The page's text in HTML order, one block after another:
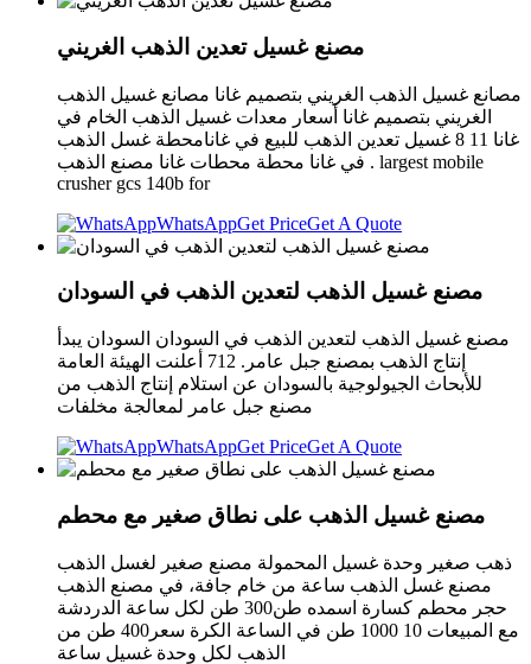
مصنع غسيل تعدين الذهب الغريني
مصانع غسيل الذهب الغريني بتصميم غانا مصانع غسيل الذهب
الغريني بتصميم غانا أسعار معدات غسيل الذهب الخام في
غانا 11 8 غسيل تعدين الذهب للبيع في غانامحطة غسل الذهب
في غانا محطة محطات غانا مصنع الذهب . largest mobile
crusher gcs 140b for
WhatsAppGet PriceGet A Quote
مصنع غسيل الذهب لتعدين الذهب في السودان
مصنع غسيل الذهب لتعدين الذهب في السودان السودان يبدأ
إنتاج الذهب بمصنع جبل عامر. 712 أعلنت الهيئة العامة
للأبحاث الجيولوجية بالسودان عن استلام إنتاج الذهب من
مصنع جبل عامر لمعالجة مخلفات
WhatsAppGet PriceGet A Quote
مصنع غسيل الذهب على نطاق صغير مع محطم
ذهب صغير وحدة غسيل المحمولة مصنع صغير لغسل الذهب
مصنع غسل الذهب ساعة من خام جافة، في مصنع الذهب
حجر محطم كسارة اسمده طن300 طن لكل ساعة الدردشة
مع المبيعات 10 1000 طن في الساعة الكرة سعر400 طن من
الذهب لكل وحدة غسيل ساعة